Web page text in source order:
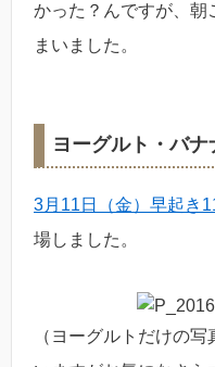
かった？んですが、朝
まいました。
ヨーグルト・バナ
3月11日（金）早起き
場しました。
（ヨーグルトだけの